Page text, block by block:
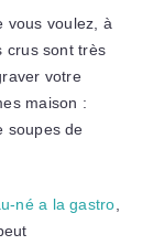
vous voulez, à
crus sont très
votre
maison :
soupes de
né a la gastro,